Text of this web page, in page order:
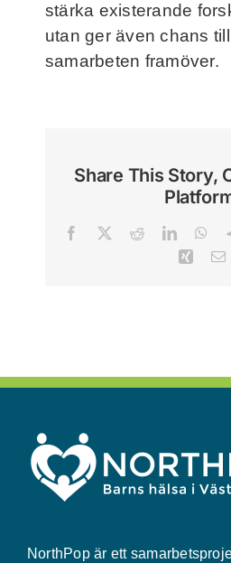
stärka existerande
utan ger även chans
samarbeten framöver.
Share This Story,
Facebook RedditLinkedIn
Xing
NorthPop är ett